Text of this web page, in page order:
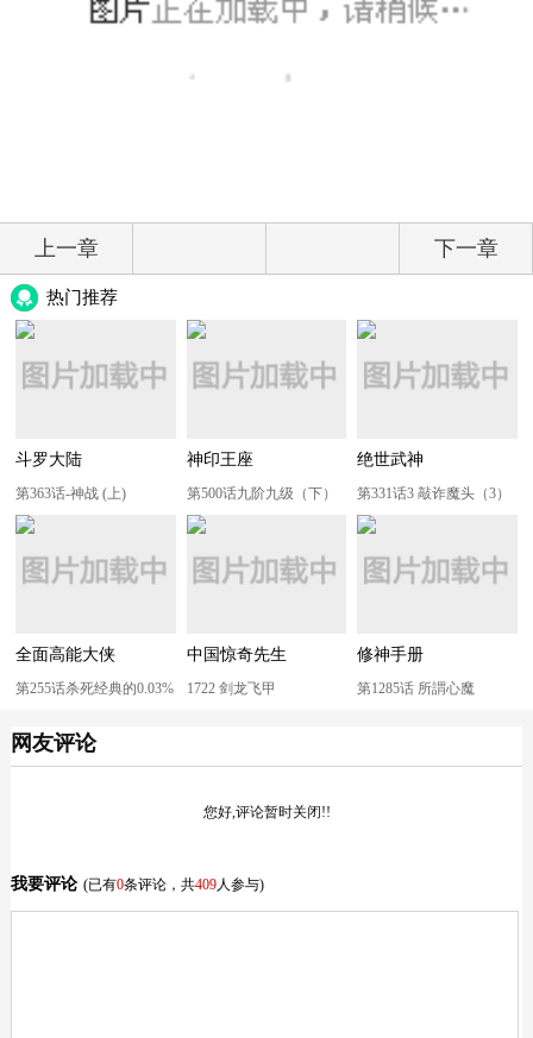
上一章 下一章
热门推荐
斗罗大陆
第363话-神战 (上)
神印王座
第500话九阶九级（下）
绝世武神
第331话3 敲诈魔头（3）
全面高能大侠
第255话杀死经典的0.03%
中国惊奇先生
1722 剑龙飞甲
修神手册
第1285话 所謂心魔
网友评论
您好,评论暂时关闭!!
我要评论 (已有0条评论，共409人参与)